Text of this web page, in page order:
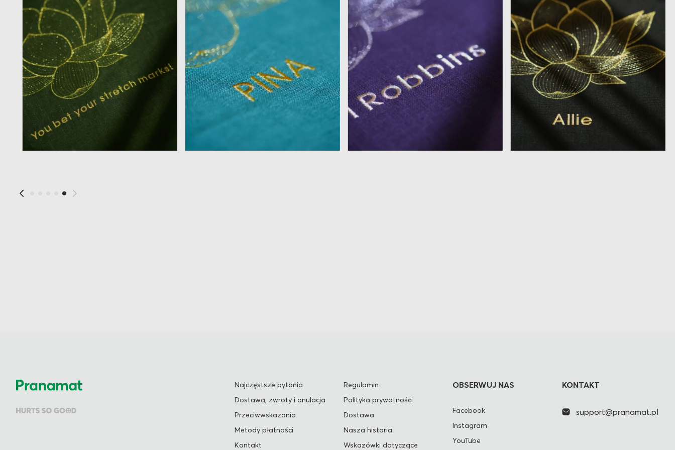
Najczęstsze pytania
Dostawa, zwroty i anulacja
Przeciwwskazania
Metody płatności
Kontakt
Regulamin
Polityka prywatności
Dostawa
Nasza historia
Wskazówki dotyczące
OBSERWUJ NAS
Facebook
Instagram
YouTube
KONTAKT
support@pranamat.pl